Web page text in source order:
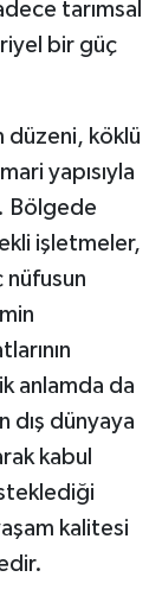
tarımsal
bir güç
düzeni, köklü
yapısıyla
Bölgede
işletmeler,
nüfusun
anlamda da
dış dünyaya
kabul
kalitesi